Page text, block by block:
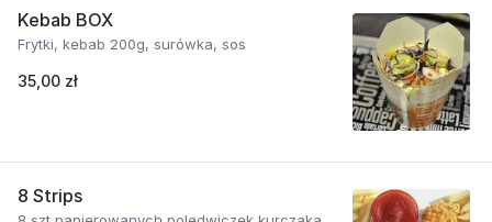
Kebab BOX
Frytki, kebab 200g, surówka, sos
35,00 zł
8 Strips